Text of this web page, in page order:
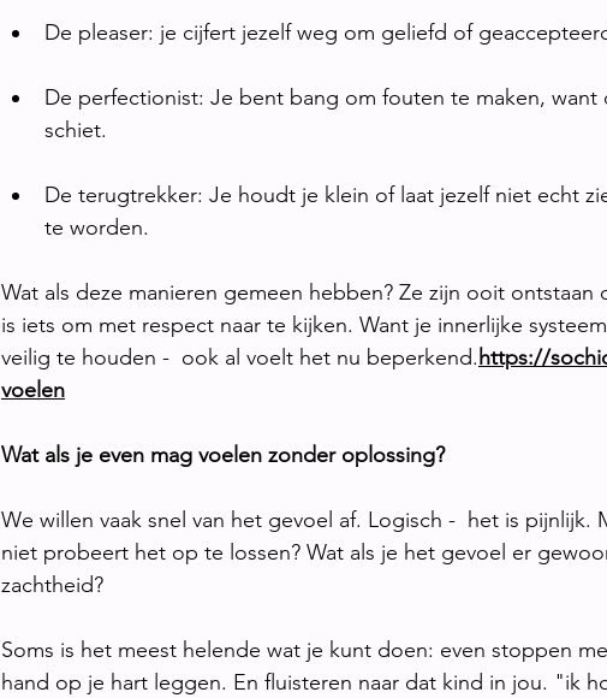
De pleaser: je cijfert jezelf weg om geliefd of
De perfectionist: Je bent bang om fouten te maken,
schiet.
De terugtrekker: Je houdt je klein of laat jezelf niet echt
te worden.
Wat als deze manieren gemeen hebben? Ze zijn ooit
is iets om met respect naar te kijken. Want je innerlijke
veilig te houden -  ook al voelt het nu beperkend. https://
voelen
Wat als je even mag voelen zonder oplossing?
We willen vaak snel van het gevoel af. Logisch -  het is pijnlijk.
niet probeert het op te lossen? Wat als je het gevoel er
zachtheid?
Soms is het meest helende wat je kunt doen: even stoppen
hand op je hart leggen. En fluisteren naar dat kind in jou. "ik